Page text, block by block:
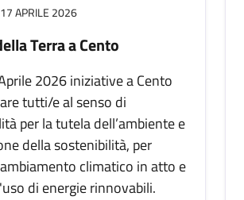
17 APRILE 2026
Terra a Cento
2026 iniziative a Cento
tutti/e al senso di
per la tutela dell’ambiente e
della sostenibilità, per
climatico in atto e
di energie rinnovabili.